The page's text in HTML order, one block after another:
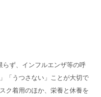
らず、インフルエンザ等の呼
「うつさない」ことが大切で
ク着用のほか、栄養と休養を